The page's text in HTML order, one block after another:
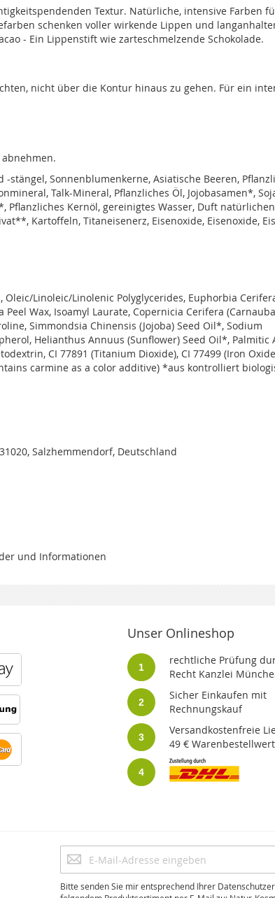
Textur. Natürliche, intensive Farben
schenken voller wirkende Lippen und
- Ein Lippenstift wie zarteschmelzende Schokolade.
nicht über die Kontur hinaus zu gehen. Für ein
stängel, Sonnenblumenkerne, Asiatische Beeren,
Talk-Mineral, Pflanzliches Öl, Jojobasamen*,
Pflanzliches Kernöl, gereinigtes Wasser, Duft natürlichen
Kartoffeln, Titaneisenerz, Eisenoxide, Eisenoxide,
Oleic/Linoleic/Linolenic Polyglycerides, Euphorbia
Wax, Isoamyl Laurate, Copernicia Cerifera
Simmondsia Chinensis (Jojoba) Seed Oil*, Sodium
Helianthus Annuus (Sunflower) Seed Oil*, Palmitic
CI 77891 (Titanium Dioxide), CI 77499 (Iron
carmine as a color additive) *aus kontrolliert
Salzhemmendorf, Deutschland
und Informationen
Unser Onlineshop
1
rechtliche Prüfung
Recht Kanzlei
2
Sicher Einkaufen mit
Rechnungskauf
3
Versandkostenfreie
49 € Warenbestellwert
4
Anmeldung
zum
Newsletter:
Bitte senden Sie mir entsprechend Ihrer